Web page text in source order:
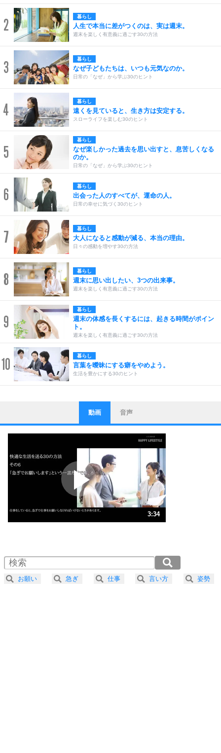
2 暮らし
人生で本当に差がつくのは、実は週末。
週末を楽しく有意義に過ごす30の方法
3 暮らし
なぜ子どもたちは、いつも元気なのか。
日常の「なぜ」から学ぶ30のヒント
4 暮らし
遠くを見ていると、生き方は安定する。
スローライフを楽しむ30のヒント
5
暮らし
なぜ楽しかった過去を思い出すと、息苦しくなる
のか。
日常の「なぜ」から学ぶ30のヒント
6 暮らし
出会った人のすべてが、運命の人。
日常の幸せに気づく30のヒント
7 暮らし
大人になると感動が減る、本当の理由。
日々の感動を増やす30の方法
8 暮らし
週末に思い出したい、3つの出来事。
週末を楽しく有意義に過ごす30の方法
9
暮らし
週末の体感を長くするには、起きる時間がポイン
ト。
週末を楽しく有意義に過ごす30の方法
10 暮らし
言葉を曖昧にする癖をやめよう。
生活を豊かにする30のヒント
1
ストレス対策
他人と比べない。
いっそのこと、他人を見ない。
いらいらしない人になる30の方法
プラス思考
ポジティブになれない原因は、行動しないから。
ポジティブ思考になる30の方法
ストレス対策
人生、なんとかなるもの。
気楽に生きる30の方法
4 器の大きい人は、怒りを優しさで表現する。
動画 音声
3:34
2.0倍速 （421KB 1分47秒）
2.5倍速 （337KB 1分26秒）
3.0倍速 （281KB 1分11秒）
お願い 急ぎ 仕事 言い方 姿勢